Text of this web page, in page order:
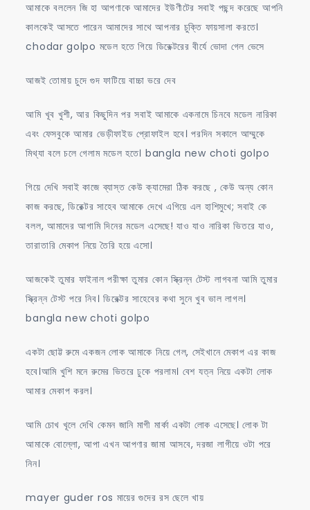
আমাকে বললেন জি হা আপণাকে আমাদের ইউণীটের সবাই পছন্দ করেছে আপনি
কালকেই আসতে পারেন আমাদের সাথে আপনার চুক্তি ফায়সালা করতে।
chodar golpo মডেল হতে গিয়ে ডিরেক্টরের বীর্যে ভোদা গেল ভেসে
আজই তোমায় চুদে গুদ ফাটিয়ে বাচ্চা ভরে দেব
আমি খূব খুশী, আর কিছুদিন পর সবাই আমাকে একনামে চিনবে মডেল নারিকা
এবং ফেসবুকে আমার ভেড়ীফাইড প্রোফাইল হবে। পরদিন সকালে আম্মুকে
মিথ্যা বলে চলে গেলাম মডেল হতে। bangla new choti golpo
গিয়ে দেখি সবাই কাজে ব্যাস্ত কেউ ক্যামেরা ঠিক করছে , কেউ অন্য কোন
কাজ করছে, ডিরেক্টর সাহেব আমাকে দেখে এগিয়ে এল হাশিমুখে; সবাই কে
বলল, আমাদের আগামি দিনের মডেল এসেছে! যাও যাও নারিকা ভিতরে যাও,
তারাতারি মেকাপ নিয়ে তৈরি হয়ে এসো।
আজকেই তুমার ফাইনাল পরীক্ষা তুমার কোন স্ক্রিন্ন টেস্ট লাগবনা আমি তুমার
স্ক্রিন্ন টেস্ট পরে নিব। ডিরেক্টর সাহেবের কথা সুনে খুব ভাল লাগল।
bangla new choti golpo
একটা ছোট্ট রুমে একজন লোক আমাকে নিয়ে গেল, সেইখানে মেকাপ এর কাজ
হবে।আমি খুশি মনে রুমের ভিতরে ঢুকে পরলাম। বেশ যত্ন নিয়ে একটা লোক
আমার মেকাপ করল।
আমি চোখ খূলে দেখি কেমন জানি মাগী মার্কা একটা লোক এসেছে। লোক টা
আমাকে বোল্লো, আপা এখন আপণার জামা আসবে, দরজা লাগীয়ে ওটা পরে
নিন।
mayer guder ros মায়ের গুদের রস ছেলে খায়